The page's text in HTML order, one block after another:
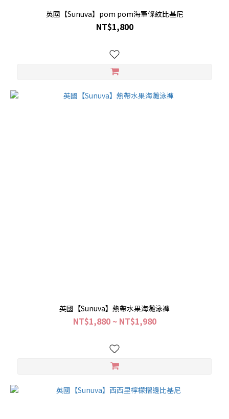
英國【Sunuva】pom pom海軍條紋比基尼
NT$1,800
英國【Sunuva】熱帶水果海灘泳褲
NT$1,880 ~ NT$1,980